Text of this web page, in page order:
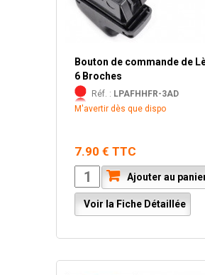
Bouton de commande de
6 Broches
Réf. : LPAFHHFR-3AD
M'avertir dès que dispo
7.90 € TTC
Ajouter au
Voir la Fiche Détaillée